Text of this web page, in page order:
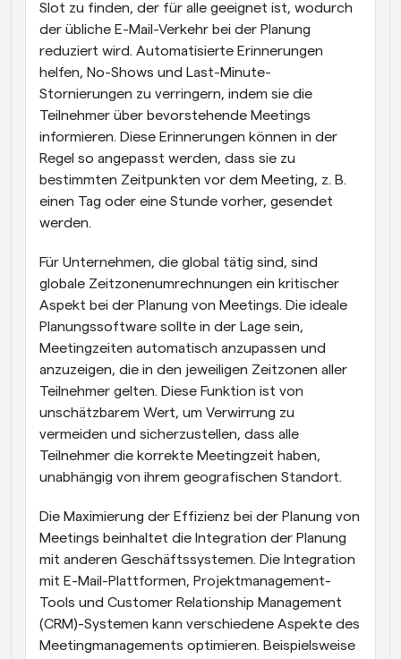
Slot zu finden, der für alle geeignet ist, wodurch
der übliche E-Mail-Verkehr bei der Planung
reduziert wird. Automatisierte Erinnerungen
helfen, No-Shows und Last-Minute-
Stornierungen zu verringern, indem sie die
Teilnehmer über bevorstehende Meetings
informieren. Diese Erinnerungen können in der
Regel so angepasst werden, dass sie zu
bestimmten Zeitpunkten vor dem Meeting, z. B.
einen Tag oder eine Stunde vorher, gesendet
werden.
Für Unternehmen, die global tätig sind, sind
globale Zeitzonenumrechnungen ein kritischer
Aspekt bei der Planung von Meetings. Die ideale
Planungssoftware sollte in der Lage sein,
Meetingzeiten automatisch anzupassen und
anzuzeigen, die in den jeweiligen Zeitzonen aller
Teilnehmer gelten. Diese Funktion ist von
unschätzbarem Wert, um Verwirrung zu
vermeiden und sicherzustellen, dass alle
Teilnehmer die korrekte Meetingzeit haben,
unabhängig von ihrem geografischen Standort.
Die Maximierung der Effizienz bei der Planung von
Meetings beinhaltet die Integration der Planung
mit anderen Geschäftssystemen. Die Integration
mit E-Mail-Plattformen, Projektmanagement-
Tools und Customer Relationship Management
(CRM)-Systemen kann verschiedene Aspekte des
Meetingmanagements optimieren. Beispielsweise